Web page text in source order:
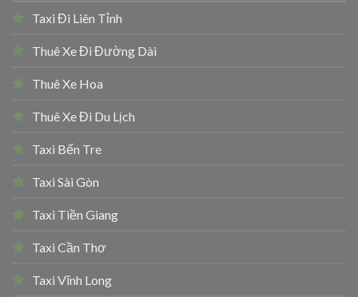
Taxi Đi Liên Tỉnh
Thuê Xe Đi Đường Dài
Thuê Xe Hoa
Thuê Xe Đi Du Lịch
Taxi Bến Tre
Taxi Sài Gòn
Taxi Tiền Giang
Taxi Cần Thơ
Taxi Vĩnh Long